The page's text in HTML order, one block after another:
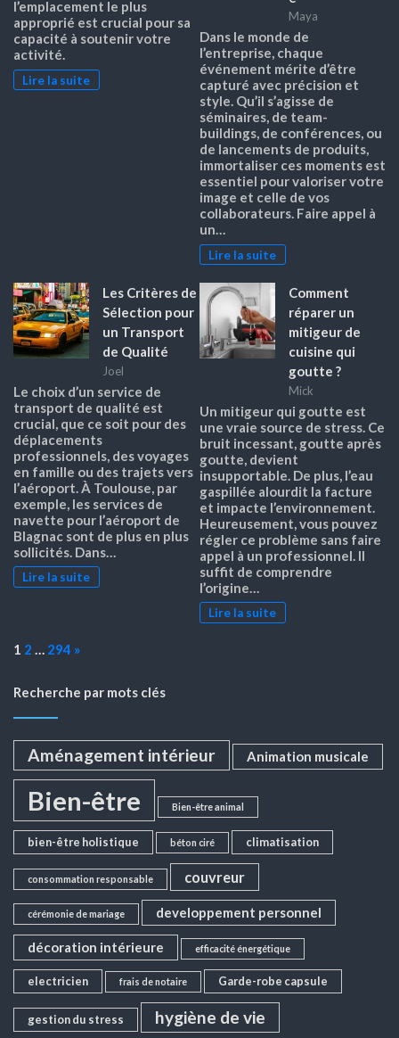
l’emplacement le plus
approprié est crucial pour sa
capacité à soutenir votre
activité.
Lire la suite
Maya
Dans le monde de
l’entreprise, chaque
événement mérite d’être
capturé avec précision et
style. Qu’il s’agisse de
séminaires, de team-
buildings, de conférences, ou
de lancements de produits,
immortaliser ces moments est
essentiel pour valoriser votre
image et celle de vos
collaborateurs. Faire appel à
un…
Lire la suite
Les Critères de
Sélection pour
un Transport
de Qualité
Joel
Le choix d’un service de
transport de qualité est
crucial, que ce soit pour des
déplacements
professionnels, des voyages
en famille ou des trajets vers
l’aéroport. À Toulouse, par
exemple, les services de
navette pour l’aéroport de
Blagnac sont de plus en plus
sollicités. Dans…
Lire la suite
Comment
réparer un
mitigeur de
cuisine qui
goutte ?
Mick
Un mitigeur qui goutte est
une vraie source de stress. Ce
bruit incessant, goutte après
goutte, devient
insupportable. De plus, l’eau
gaspillée alourdit la facture
et impacte l’environnement.
Heureusement, vous pouvez
régler ce problème sans faire
appel à un professionnel. Il
suffit de comprendre
l’origine…
Lire la suite
Page:
1 2 … 294 Next
»
Recherche par mots clés
Aménagement intérieur Animation musicale
Bien-être Bien-être animal
bien-être holistique béton ciré climatisation
consommation responsable couvreur
cérémonie de mariage developpement personnel
décoration intérieure efficacité énergétique
electricien frais de notaire Garde-robe capsule
gestion du stress hygiène de vie